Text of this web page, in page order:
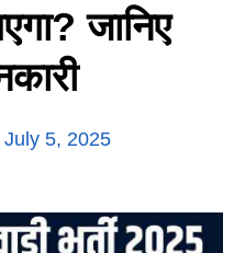
जानिए
July 5, 2025